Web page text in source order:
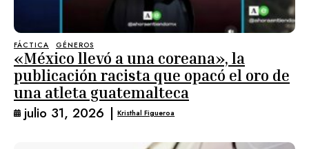
FÁCTICA GÉNEROS
«México llevó a una coreana», la
publicación racista que opacó el oro de
una atleta guatemalteca
julio 31, 2026 | Kristhal Figueroa